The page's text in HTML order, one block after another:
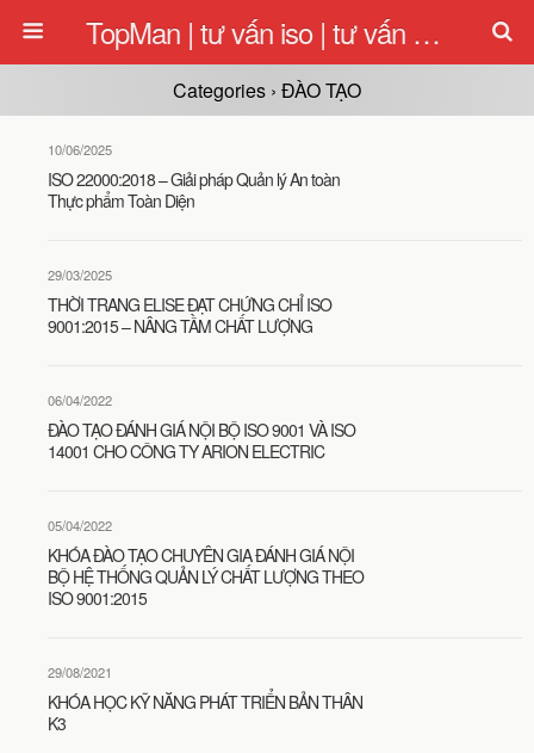
TopMan | tư vấn iso | tư vấn quản lý | tu van iso
Categories › ĐÀO TẠO
10/06/2025
ISO 22000:2018 – Giải pháp Quản lý An toàn
Thực phẩm Toàn Diện
29/03/2025
THỜI TRANG ELISE ĐẠT CHỨNG CHỈ ISO
9001:2015 – NÂNG TẦM CHẤT LƯỢNG
06/04/2022
ĐÀO TẠO ĐÁNH GIÁ NỘI BỘ ISO 9001 VÀ ISO
14001 CHO CÔNG TY ARION ELECTRIC
05/04/2022
KHÓA ĐÀO TẠO CHUYÊN GIA ĐÁNH GIÁ NỘI
BỘ HỆ THỐNG QUẢN LÝ CHẤT LƯỢNG THEO
ISO 9001:2015
29/08/2021
KHÓA HỌC KỸ NĂNG PHÁT TRIỂN BẢN THÂN
K3